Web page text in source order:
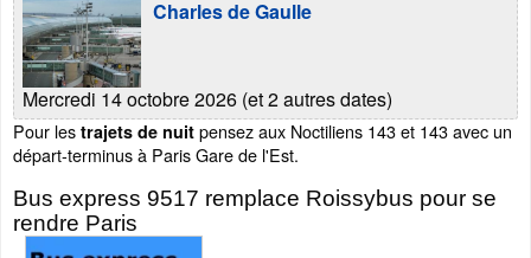
Charles de Gaulle
Mercredi 14 octobre 2026 (et 2 autres dates)
Pour les trajets de nuit pensez aux Noctiliens 143 et 143 avec un
départ-terminus à Paris Gare de l'Est.
Bus express 9517 remplace Roissybus pour se
rendre Paris